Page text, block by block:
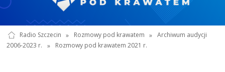
Radio Szczecin » Rozmowy pod krawatem » Archiwum audycji
2006-2023 r.
» Rozmowy pod krawatem 2021 r.